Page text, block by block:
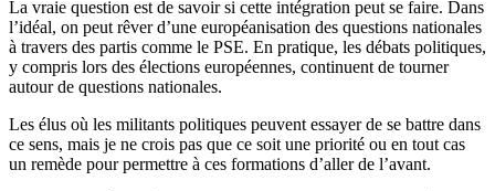
La vraie question est de savoir si cette intégration peut se faire. Dans
l’idéal, on peut rêver d’une européanisation des questions nationales
à travers des partis comme le PSE. En pratique, les débats politiques,
y compris lors des élections européennes, continuent de tourner
autour de questions nationales.
Les élus où les militants politiques peuvent essayer de se battre dans
ce sens, mais je ne crois pas que ce soit une priorité ou en tout cas
un remède pour permettre à ces formations d’aller de l’avant.